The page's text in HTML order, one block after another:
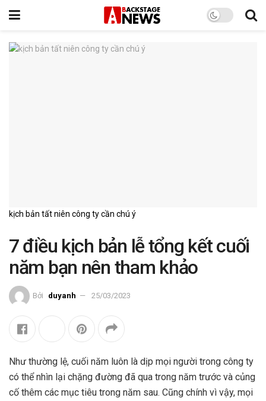
kịch bản tất niên công ty cần chú ý
7 điều kịch bản lễ tổng kết cuối
năm bạn nên tham khảo
Bởi duyanh 25/03/2023
Như thường lệ, cuối năm luôn là dịp mọi người trong công ty
có thể nhìn lại chặng đường đã qua trong năm trước và củng
cố thêm các mục tiêu trong năm sau. Cũng chính vì vậy, mọi